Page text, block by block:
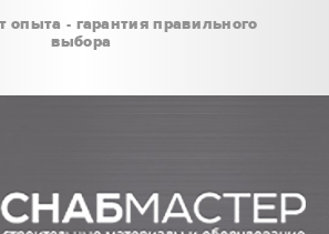
опыта - гарантия правильного
выбора